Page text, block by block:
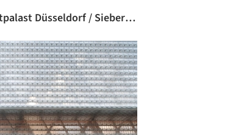
Museu Kunstpalast Düsseldorf / Sieber Architekten